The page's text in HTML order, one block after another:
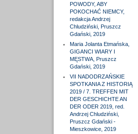
POWODY, ABY
POKOCHAĆ NIEMCY,
redakcja Andrzej
Chludziński, Pruszcz
Gdański, 2019
Maria Jolanta Etmańska,
GIGANCI WIARY I
MĘSTWA, Pruszcz
Gdański, 2019
VII NADODRZAŃSKIE
SPOTKANIA Z HISTORIĄ
2019 / 7. TREFFEN MIT
DER GESCHICHTE AN
DER ODER 2019, red.
Andrzej Chludziński,
Pruszcz Gdański -
Mieszkowice, 2019